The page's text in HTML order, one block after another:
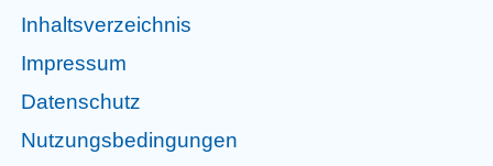
Inhaltsverzeichnis
Impressum
Datenschutz
Nutzungsbedingungen